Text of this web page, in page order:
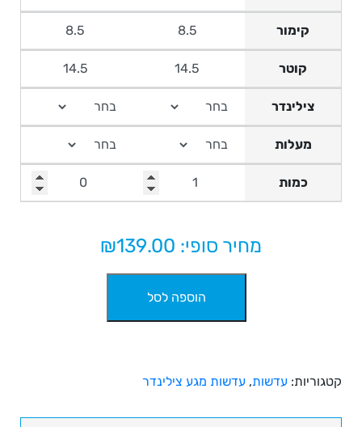
קימור
קוטר
צילינדר
מעלות
כמות
מחיר סופי: ₪ 139.00
יומיות
Acuvue
הוספה לסל
קטגוריות: עדשות, עדשות מגע צילינדר